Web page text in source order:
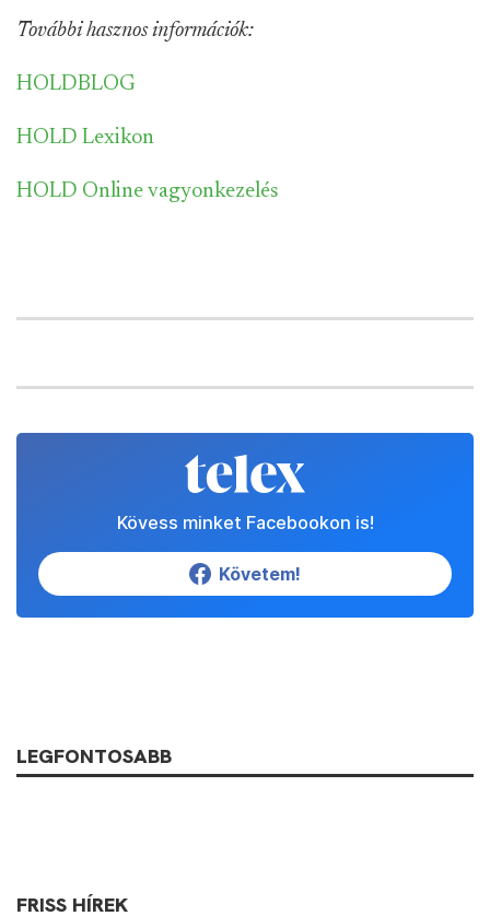
További hasznos információk:
HOLDBLOG
HOLD Lexikon
HOLD Online vagyonkezelés
Kövess minket Facebookon is!
Követem!
LEGFONTOSABB
FRISS HÍREK